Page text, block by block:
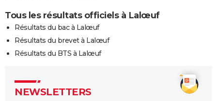
Tous les résultats officiels à Lalœuf
Résultats du bac à Lalœuf
Résultats du brevet à Lalœuf
Résultats du BTS à Lalœuf
NEWSLETTERS